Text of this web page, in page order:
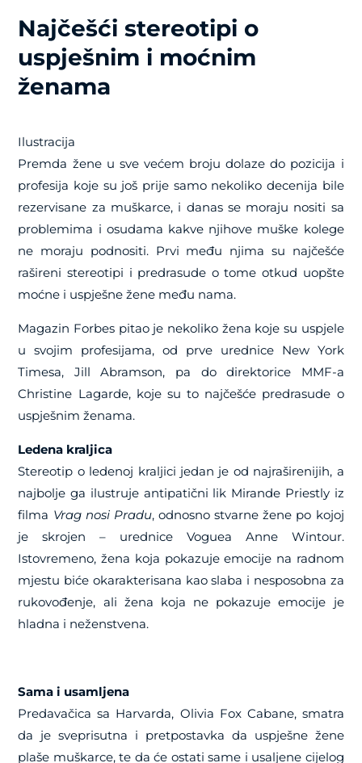
Najčešći stereotipi o
uspješnim i moćnim
ženama
Ilustracija
Premda žene u sve većem broju dolaze do pozicija i
profesija koje su još prije samo nekoliko decenija bile
rezervisane za muškarce, i danas se moraju nositi sa
problemima i osudama kakve njihove muške kolege
ne moraju podnositi. Prvi među njima su najčešće
rašireni stereotipi i predrasude o tome otkud uopšte
moćne i uspješne žene među nama.
Magazin Forbes pitao je nekoliko žena koje su uspjele
u svojim profesijama, od prve urednice New York
Timesa, Jill Abramson, pa do direktorice MMF-a
Christine Lagarde, koje su to najčešće predrasude o
uspješnim ženama.
Ledena kraljica
Stereotip o ledenoj kraljici jedan je od najraširenijih, a
najbolje ga ilustruje antipatični lik Mirande Priestly iz
filma Vrag nosi Pradu, odnosno stvarne žene po kojoj
je skrojen – urednice Voguea Anne Wintour.
Istovremeno, žena koja pokazuje emocije na radnom
mjestu biće okarakterisana kao slaba i nesposobna za
rukovođenje, ali žena koja ne pokazuje emocije je
hladna i neženstvena.
Sama i usamljena
Predavačica sa Harvarda, Olivia Fox Cabane, smatra
da je sveprisutna i pretpostavka da uspješne žene
plaše muškarce, te da će ostati same i usaljene cijelog